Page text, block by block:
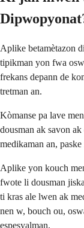
Aplike betamètazon
tipikman yon fwa
frekans depann de
tretman an.
Kòmanse pa lave
dousman ak savon
medikaman an,
Aplike yon kouch
fwote li dousman
ti kras ale lwen ak
nen w, bouch ou,
espesyalman.